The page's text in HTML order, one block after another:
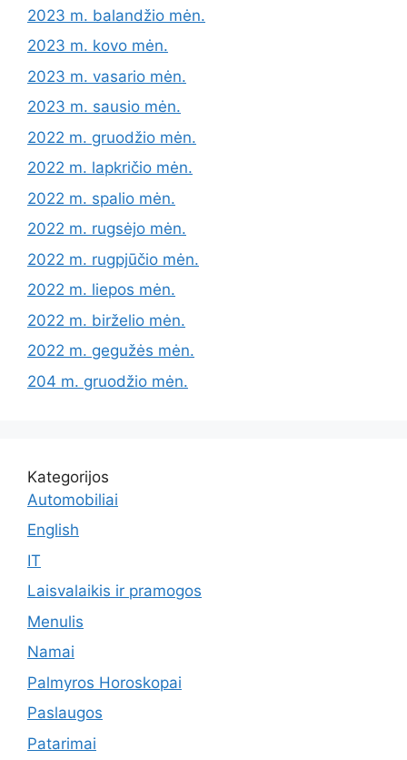
2023 m. balandžio mėn.
2023 m. kovo mėn.
2023 m. vasario mėn.
2023 m. sausio mėn.
2022 m. gruodžio mėn.
2022 m. lapkričio mėn.
2022 m. spalio mėn.
2022 m. rugsėjo mėn.
2022 m. rugpjūčio mėn.
2022 m. liepos mėn.
2022 m. birželio mėn.
2022 m. gegužės mėn.
204 m. gruodžio mėn.
Kategorijos
Automobiliai
English
IT
Laisvalaikis ir pramogos
Menulis
Namai
Palmyros Horoskopai
Paslaugos
Patarimai